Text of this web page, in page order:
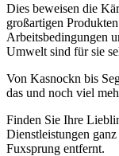
Dies beweisen die
großartigen
Arbeitsbedingungen
Umwelt sind für sie
Von Kasnockn bis
das und noch viel
Finden Sie Ihre
Dienstleistungen
Fuxsprung entfernt.